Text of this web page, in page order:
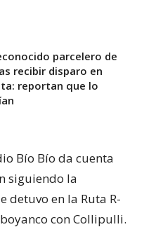
parcelero de
recibir disparo en
reportan que lo
Bío Bío da cuenta
siguiendo la
detuvo en la Ruta R-
con Collipulli.